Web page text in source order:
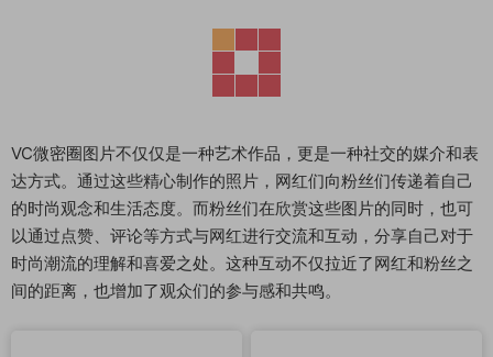
VC微密圈图片不仅仅是一种艺术作品，更是一种社交的媒介和表
达方式。通过这些精心制作的照片，网红们向粉丝们传递着自己
的时尚观念和生活态度。而粉丝们在欣赏这些图片的同时，也可
以通过点赞、评论等方式与网红进行交流和互动，分享自己对于
时尚潮流的理解和喜爱之处。这种互动不仅拉近了网红和粉丝之
间的距离，也增加了观众们的参与感和共鸣。